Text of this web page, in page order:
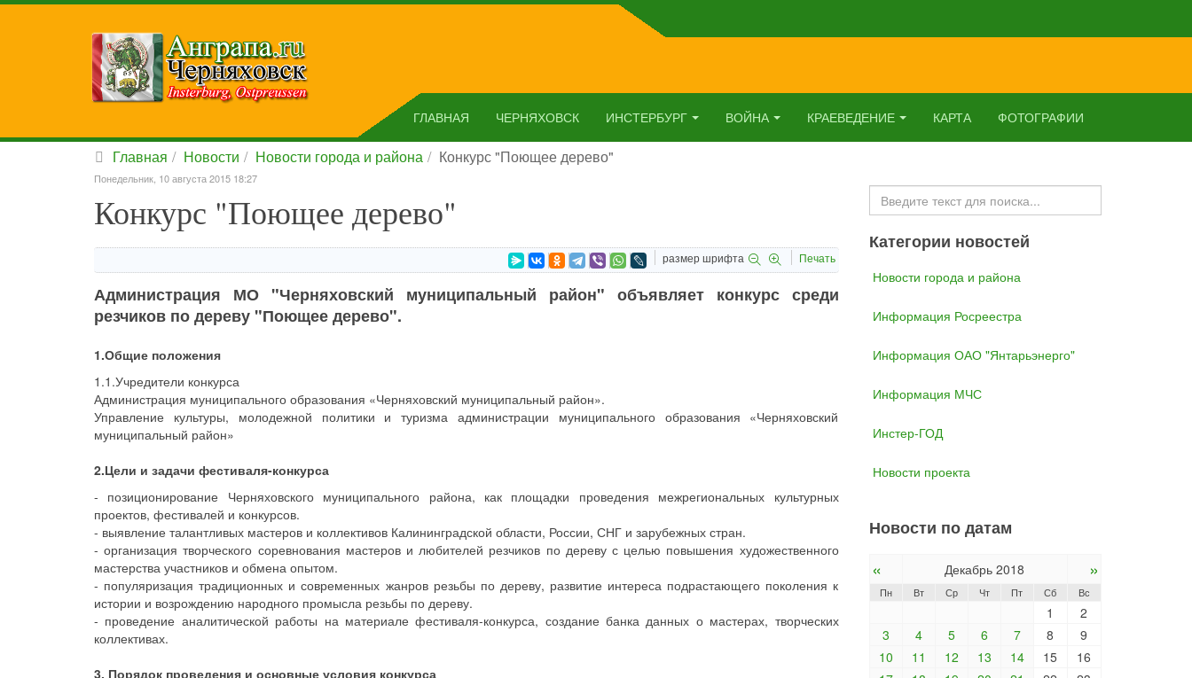
ГЛАВНАЯ ЧЕРНЯХОВСК ИНСТЕРБУРГ ВОЙНА КРАЕВЕДЕНИЕ КАРТА ФОТОГРАФИИ
Главная Новости Новости города и района Конкурс "Поющее дерево"
Понедельник, 10 августа 2015 18:27
Конкурс "Поющее дерево"
размер шрифта Печать
Администрация МО "Черняховский муниципальный район" объявляет конкурс среди
резчиков по дереву "Поющее дерево".
1.Общие положения
1.1.Учредители конкурса
Администрация муниципального образования «Черняховский муниципальный район».
Управление культуры, молодежной политики и туризма администрации муниципального образования «Черняховский
муниципальный район»
2.Цели и задачи фестиваля-конкурса
- позиционирование Черняховского муниципального района, как площадки проведения межрегиональных культурных
проектов, фестивалей и конкурсов.
- выявление талантливых мастеров и коллективов Калининградской области, России, СНГ и зарубежных стран.
- организация творческого соревнования мастеров и любителей резчиков по дереву с целью повышения художественного
мастерства участников и обмена опытом.
- популяризация традиционных и современных жанров резьбы по дереву, развитие интереса подрастающего поколения к
истории и возрождению народного промысла резьбы по дереву.
- проведение аналитической работы на материале фестиваля-конкурса, создание банка данных о мастерах, творческих
коллективах.
3. Порядок проведения и основные условия конкурса
Искать...
Категории новостей
Новости города и района
Информация Росреестра
Информация ОАО "Янтарьэнерго"
Информация МЧС
Инстер-ГОД
Новости проекта
Новости по датам
« Декабрь 2018 »
Пн Вт Ср Чт Пт Сб Вс
1
2
3
4 5 6 7 8
9
10
11 12 13 14 15
16